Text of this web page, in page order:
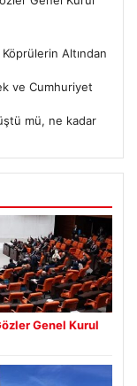
Altından
ve Cumhuriyet
mü, ne kadar
Genel Kurul